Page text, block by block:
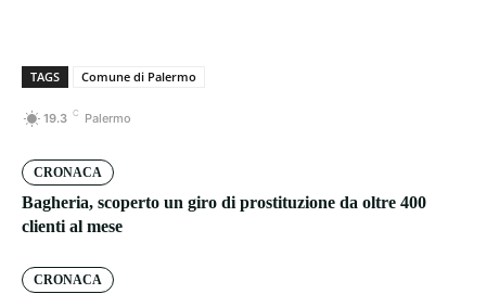
TAGS Comune di Palermo
19.3 C Palermo
CRONACA
Bagheria, scoperto un giro di prostituzione da oltre 400
clienti al mese
CRONACA